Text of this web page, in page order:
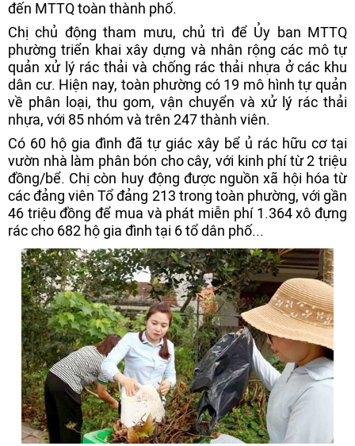
đến MTTQ toàn thành phố.
Chị chủ động tham mưu, chủ trì để Ủy ban MTTQ
phường triển khai xây dựng và nhân rộng các mô tự
quản xử lý rác thải và chống rác thải nhựa ở các khu
dân cư. Hiện nay, toàn phường có 19 mô hình tự quản
về phân loại, thu gom, vận chuyển và xử lý rác thải
nhựa, với 85 nhóm và trên 247 thành viên.
Có 60 hộ gia đình đã tự giác xây bể ủ rác hữu cơ tại
vườn nhà làm phân bón cho cây, với kinh phí từ 2 triệu
đồng/bể. Chị còn huy động được nguồn xã hội hóa từ
các đảng viên Tổ đảng 213 trong toàn phường, với gần
46 triệu đồng để mua và phát miễn phí 1.364 xô đựng
rác cho 682 hộ gia đình tại 6 tổ dân phố...